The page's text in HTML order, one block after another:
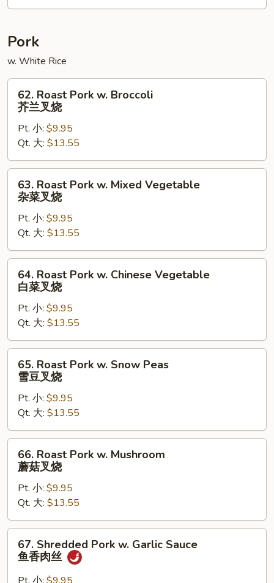
木
菜
Pork
w. White Rice
Roast
Pork
Broccoli
芥
兰
62. Roast Pork w. Broccoli
芥兰叉烧
Pt. 小: $9.95
Qt. 大: $13.55
Roast
Pork
Mixed
Vegetable
杂
63. Roast Pork w. Mixed Vegetable
杂菜叉烧
Pt. 小: $9.95
Qt. 大: $13.55
Roast
Pork
Chinese
Vegetable
白
64. Roast Pork w. Chinese Vegetable
白菜叉烧
Pt. 小: $9.95
Qt. 大: $13.55
Roast
Pork
Snow
Peas
雪
65. Roast Pork w. Snow Peas
雪豆叉烧
Pt. 小: $9.95
Qt. 大: $13.55
Roast
Pork
Mushroom
蘑
菇
66. Roast Pork w. Mushroom
蘑菇叉烧
Pt. 小: $9.95
Qt. 大: $13.55
Shredded
Pork
67. Shredded Pork w. Garlic Sauce
鱼香肉丝